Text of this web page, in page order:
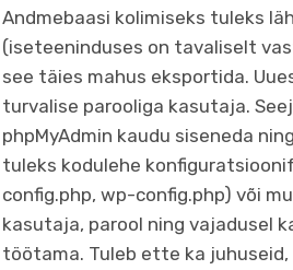
Andmebaasi kolimiseks tuleks
(iseteeninduses on tavaliselt
see täies mahus eksportida.
turvalise parooliga kasutaja.
phpMyAdmin kaudu siseneda
tuleks kodulehe
config.php, wp-config.php) või
kasutaja, parool ning vajadusel
töötama. Tuleb ette ka juhuseid,